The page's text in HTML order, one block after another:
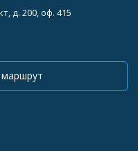
д. 200, оф. 415